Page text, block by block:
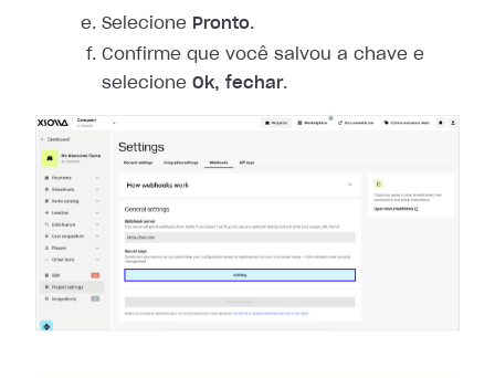
Selecione Pronto.
Confirme que você salvou a chave e
selecione Ok, fechar.